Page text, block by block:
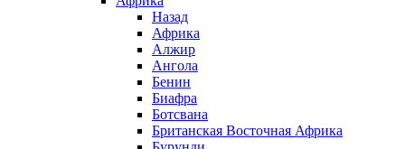
Назад
Африка
Алжир
Ангола
Бенин
Биафра
Ботсвана
Британская Восточная Африка